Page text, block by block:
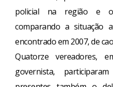
policial na região e
comparando a situação
encontrado em 2007, de
Quatorze vereadores,
governista,